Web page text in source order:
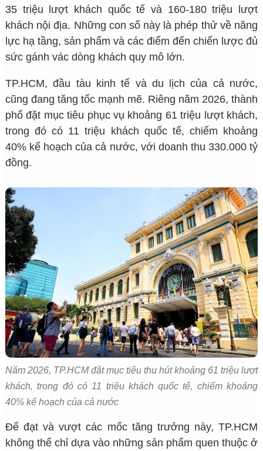
35 triệu lượt khách quốc tế và 160-180 triệu lượt
khách nội địa. Những con số này là phép thử về năng
lực hạ tầng, sản phẩm và các điểm đến chiến lược đủ
sức gánh vác dòng khách quy mô lớn.
TP.HCM, đầu tàu kinh tế và du lịch của cả nước,
cũng đang tăng tốc mạnh mẽ. Riêng năm 2026, thành
phố đặt mục tiêu phục vụ khoảng 61 triệu lượt khách,
trong đó có 11 triệu khách quốc tế, chiếm khoảng
40% kế hoạch của cả nước, với doanh thu 330.000 tỷ
đồng.
Năm 2026, TP.HCM đặt mục tiêu thu hút khoảng 61 triệu lượt
khách, trong đó có 11 triệu khách quốc tế, chiếm khoảng
40% kế hoạch của cả nước
Để đạt và vượt các mốc tăng trưởng này, TP.HCM
không thể chỉ dựa vào những sản phẩm quen thuộc ở